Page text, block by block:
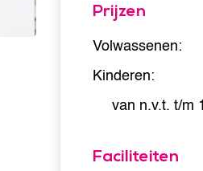
Prijzen
Volwassenen:
Kinderen:
van n.v.t. t/m
Faciliteiten